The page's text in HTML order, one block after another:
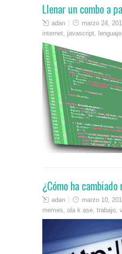
Llenar un combo a
adan marzo 24,
internet javascript
¿Cómo ha
adan marzo 10,
memes, ola k ase, trabajo,